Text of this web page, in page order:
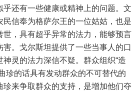
乎还有一些健康或精神上的问题。文
民信奉为格萨尔王的一位姑姑，也是
世，具有超乎异常的法力，能够预言
害。戈尔斯坦提供了一些当事人的口
灵的法力深信不疑。群众组织“造
珍的话具有发动群众的不可替代的
珍来争取群众的支持，是增加他们夺